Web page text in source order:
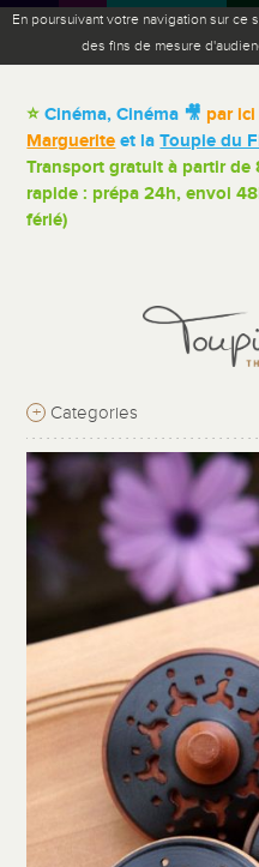
En poursuivant votre navigation sur
des fins de mesure
⭐Cinéma, Cinéma 🎥 par ici
Marguerite et laToupie du
Transport gratuit à partir
rapide : prépa 24h, envoi
férié)
+ Categories